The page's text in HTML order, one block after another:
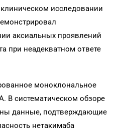
исследовании
аксиальных проявлений
при неадекватном ответе
моноклональное
В систематическом обзоре
данные, подтверждающие
нетакимаба